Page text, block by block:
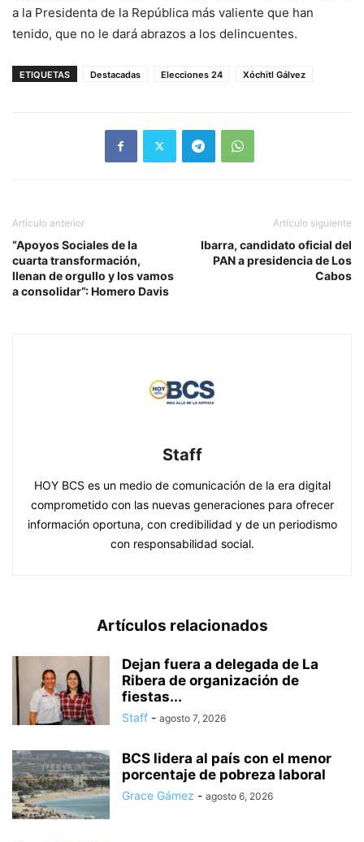
a la Presidenta de la República más valiente que han
tenido, que no le dará abrazos a los delincuentes.
ETIQUETAS Destacadas Elecciones 24 Xóchitl Gálvez
Artículo anterior
“Apoyos Sociales de la
cuarta transformación,
llenan de orgullo y los vamos
a consolidar”: Homero Davis
Artículo siguiente
Ibarra, candidato oficial del
PAN a presidencia de Los
Cabos
Staff
HOY BCS es un medio de comunicación de la era digital
comprometido con las nuevas generaciones para ofrecer
información oportuna, con credibilidad y de un periodismo
con responsabilidad social.
Artículos relacionados
Dejan fuera a delegada de La
Ribera de organización de
fiestas...
Staff - agosto 7, 2026
BCS lidera al país con el menor
porcentaje de pobreza laboral
Grace Gámez - agosto 6, 2026